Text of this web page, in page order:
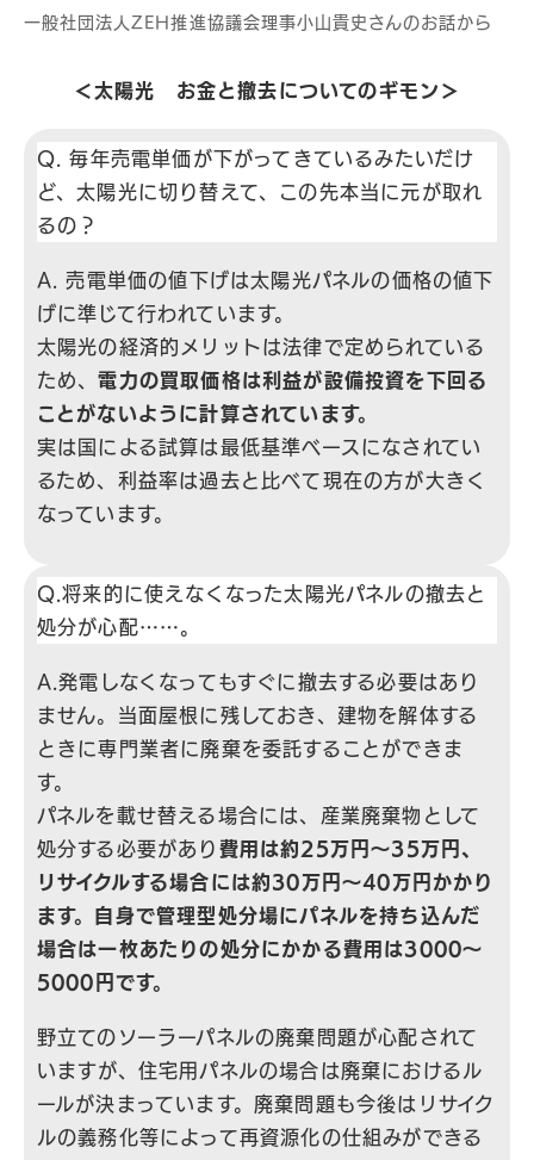
⼀般社団法⼈ZEH推進協議会理事⼩⼭貴史さんのお話から
＜太陽光 お金と撤去についてのギモン＞
Q. 毎年売電単価が下がってきているみたいだけ
ど、太陽光に切り替えて、この先本当に元が取れ
るの？
A. 売電単価の値下げは太陽光パネルの価格の値下
げに準じて行われています。
太陽光の経済的メリットは法律で定められている
ため、電力の買取価格は利益が設備投資を下回る
ことがないように計算されています。
実は国による試算は最低基準ベースになされてい
るため、利益率は過去と比べて現在の方が大きく
なっています。
Q.将来的に使えなくなった太陽光パネルの撤去と
処分が心配……。
A.発電しなくなってもすぐに撤去する必要はあり
ません。当面屋根に残しておき、建物を解体する
ときに専門業者に廃棄を委託することができま
す。
パネルを載せ替える場合には、産業廃棄物として
処分する必要があり 費用は約25万円〜35万円、
リサイクルする場合には約30万円〜40万円かかり
ます。自身で管理型処分場にパネルを持ち込んだ
場合は一枚あたりの処分にかかる費用は3000〜
5000円です。
野立てのソーラーパネルの廃棄問題が心配されて
いますが、住宅用パネルの場合は廃棄におけるル
ールが決まっています。廃棄問題も今後はリサイク
ルの義務化等によって再資源化の仕組みができる